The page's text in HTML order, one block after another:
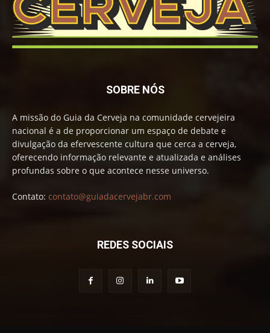
SOBRE NÓS
A missão do Guia da Cerveja na comunidade cervejeira
nacional é a de proporcionar um espaço de debate e
divulgação da efervescente cultura que cerca a cerveja,
oferecendo informação relevante e atualizada e análises
profundas sobre o que acontece nesse universo.
Contato: contato@guiadacervejabr.com
REDES SOCIAIS